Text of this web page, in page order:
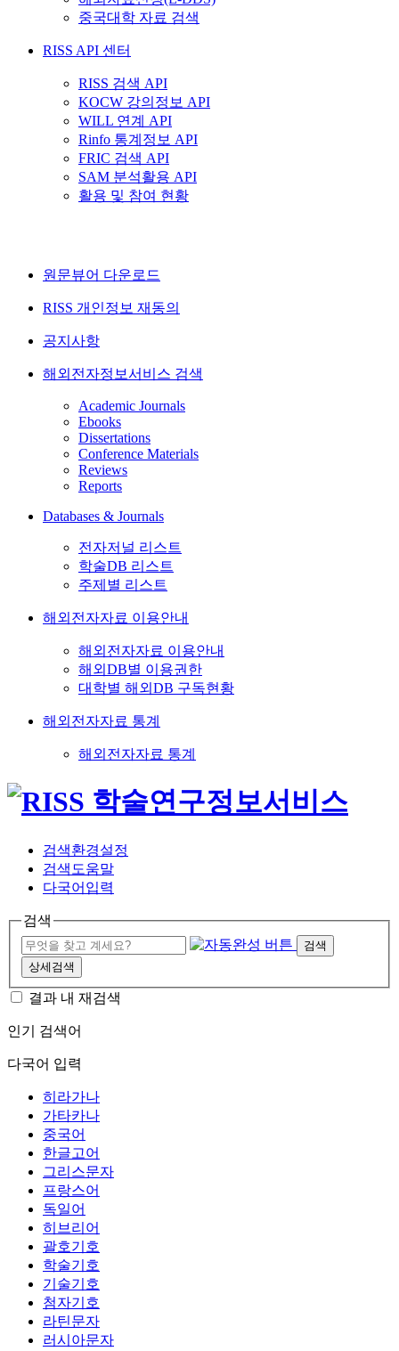
중국대학 자료 검색
RISS API 센터
RISS 검색 API
KOCW 강의정보 API
WILL 연계 API
Rinfo 통계정보 API
FRIC 검색 API
SAM 분석활용 API
활용 및 참여 현황
원문뷰어 다운로드
RISS 개인정보 재동의
공지사항
해외전자정보서비스 검색
Academic Journals
Ebooks
Dissertations
Conference Materials
Reviews
Reports
Databases & Journals
전자저널 리스트
학술DB 리스트
주제별 리스트
해외전자자료 이용안내
해외전자자료 이용안내
해외DB별 이용권한
대학별 해외DB 구독현황
해외전자자료 통계
해외전자자료 통계
검색환경설정
검색도움말
다국어입력
검색
검색
상세검색
결과 내 재검색
인기 검색어
다국어 입력
히라가나
가타카나
중국어
한글고어
그리스문자
프랑스어
독일어
히브리어
괄호기호
학술기호
기술기호
첨자기호
라틴문자
러시아문자